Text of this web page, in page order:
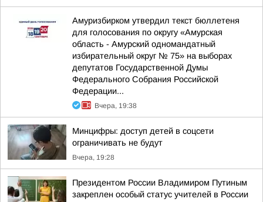
Амуризбирком утвердил текст бюллетеня
для голосования по округу «Амурская
область - Амурский одномандатный
избирательный округ № 75» на выборах
депутатов Государственной Думы
Федерального Собрания Российской
Федерации...
Вчера, 19:38
Минцифры: доступ детей в соцсети
ограничивать не будут
Вчера, 19:28
Президентом России Владимиром Путиным
закреплен особый статус учителей в России